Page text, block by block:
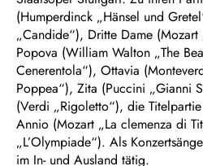
(Humperdinck „Hänsel und
„Candide“), Dritte Dame
Popova (William Walton „The
Cenerentola“), Ottavia
Poppea“), Zita (Puccini „Gianni
(Verdi „Rigoletto“), die
Annio (Mozart „La clemenza di
„L’Olympiade“). Als
im In- und Ausland tätig.